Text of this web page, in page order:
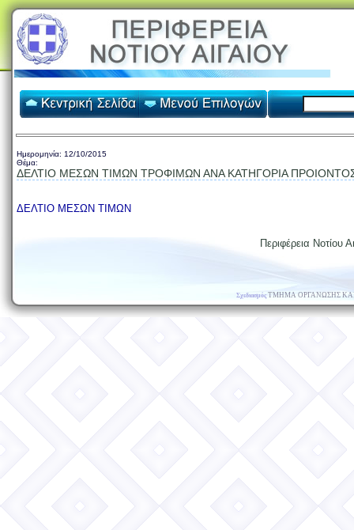
Ημερομηνία: 12/10/2015
Θέμα:
ΔΕΛΤΙΟ ΜΕΣΩΝ ΤΙΜΩΝ ΤΡΟΦΙΜΩΝ ΑΝΑ ΚΑΤΗΓΟΡΙΑ
ΔΕΛΤΙΟ ΜΕΣΩΝ ΤΙΜΩΝ
Περιφέρεια Νοτίου
ΣχεδιασμόςΤΜΗΜΑ ΟΡΓΑΝΩΣΗΣ